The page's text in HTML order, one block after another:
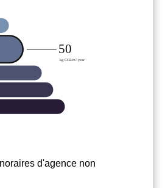
d'agence non